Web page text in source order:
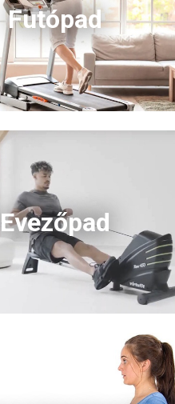
Futópad
Evezőpad